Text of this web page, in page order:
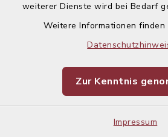
weiterer Dienste wird bei Bedarf
Weitere Informationen finden
Zur Kenntnis
Impressum
Kontakt
Datenschutz
Impressum